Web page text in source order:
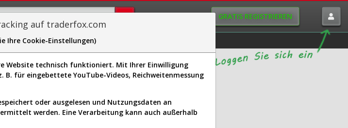
GRATIS REGISTRIEREN
Easy-Scan Visualizations
& Analyse (FLY)
auf traderfox.com
Ihre Cookie-Einstellungen)
Website technisch funktioniert. Mit Ihrer Einwilligung
B. für eingebettete YouTube-Videos, Reichweitenmessung
oder ausgelesen und Nutzungsdaten an
werden. Eine Verarbeitung kann auch außerhalb